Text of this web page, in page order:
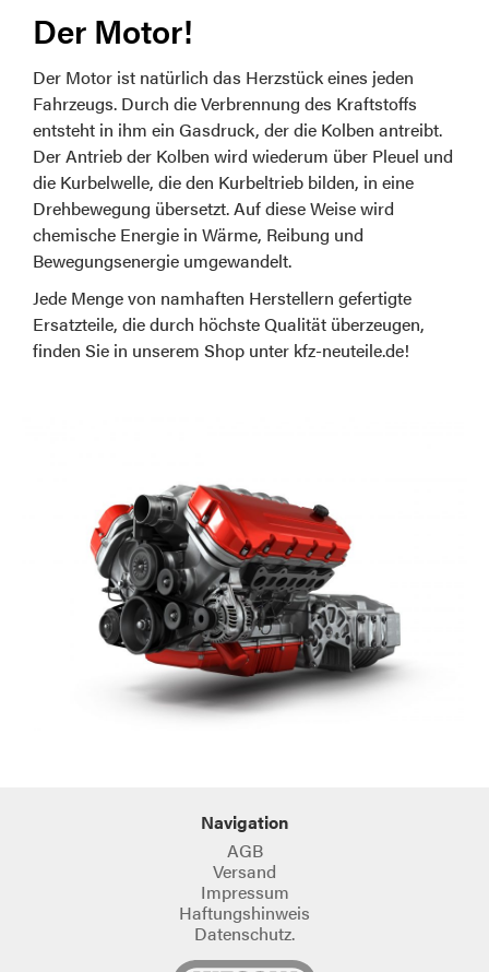
Der Motor!
Der Motor ist natürlich das Herzstück eines jeden
Fahrzeugs. Durch die Verbrennung des Kraftstoffs
entsteht in ihm ein Gasdruck, der die Kolben antreibt.
Der Antrieb der Kolben wird wiederum über Pleuel und
die Kurbelwelle, die den Kurbeltrieb bilden, in eine
Drehbewegung übersetzt. Auf diese Weise wird
chemische Energie in Wärme, Reibung und
Bewegungsenergie umgewandelt.
Jede Menge von namhaften Herstellern gefertigte
Ersatzteile, die durch höchste Qualität überzeugen,
finden Sie in unserem Shop unter kfz-neuteile.de!
Navigation
AGB
Versand
Impressum
Haftungshinweis
Datenschutz.